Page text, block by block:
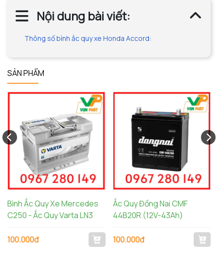
Nội dung bài viết:
Thông số bình ắc quy xe Honda Accord:
SẢN PHẨM
Bình Ắc Quy Xe Mercedes
C250 - Ắc Quy Varta LN3
100.000đ
Ắc Quy Đồng Nai CMF
44B20R (12V-43Ah)
100.000đ